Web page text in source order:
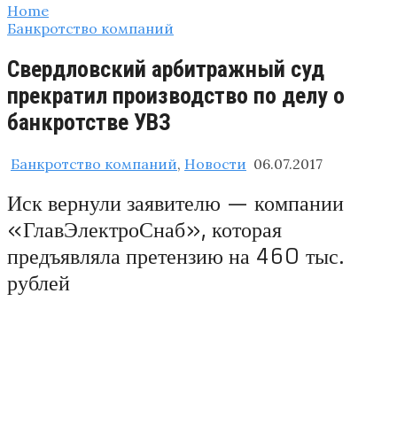
Home
Банкротство компаний
Свердловский арбитражный суд
прекратил производство по делу о
банкротстве УВЗ
Банкротство компаний, Новости 06.07.2017
Иск вернули заявителю — компании
«ГлавЭлектроСнаб», которая
предъявляла претензию на 460 тыс.
рублей